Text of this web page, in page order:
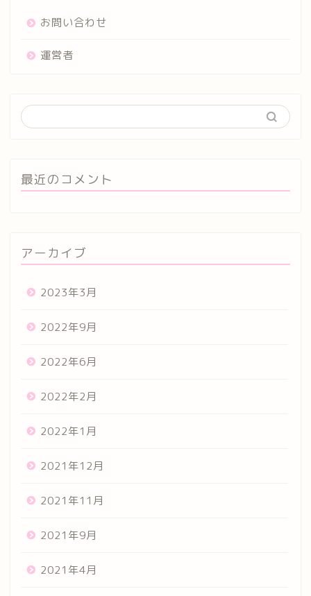
お問い合わせ
運営者
最近のコメント
アーカイブ
2023年3月
2022年9月
2022年6月
2022年2月
2022年1月
2021年12月
2021年11月
2021年9月
2021年4月